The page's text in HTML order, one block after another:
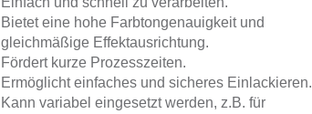
Bietet eine hohe Farbtongenauigkeit und
gleichmäßige Effektausrichtung.
Fördert kurze Prozesszeiten.
Ermöglicht einfaches und sicheres Einlackieren.
Kann variabel eingesetzt werden, z.B. für